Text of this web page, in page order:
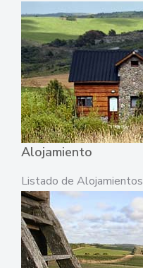
Alojamiento
Listado de Alojamientos